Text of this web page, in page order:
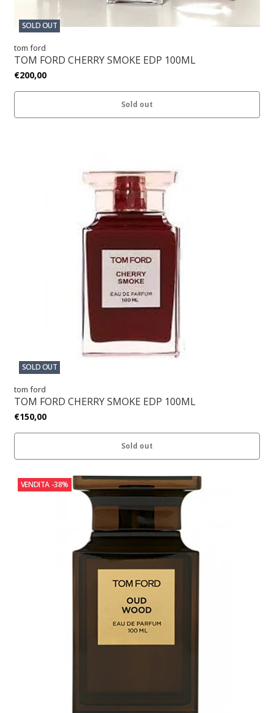
SOLD OUT
tom ford
TOM FORD CHERRY SMOKE EDP 100ML
€200,00
Sold out
SOLD OUT
tom ford
TOM FORD CHERRY SMOKE EDP 100ML
€150,00
Sold out
VENDITA -38%